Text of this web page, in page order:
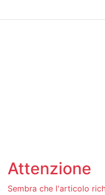
Attenzione
Sembra che l'articolo